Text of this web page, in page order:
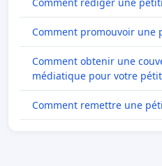
Comment promouvoir une
Comment obtenir une
médiatique pour votre
Comment remettre une